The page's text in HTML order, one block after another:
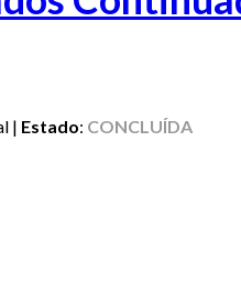
| Estado: CONCLUÍDA